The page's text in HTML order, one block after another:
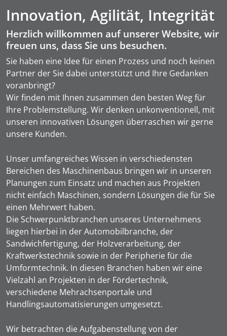
Innovation, Agilität, Integrität
Herzlich willkommen auf unserer Website, wir
freuen uns, dass Sie uns besuchen.
Sie haben eine Idee für einen Prozess und noch keinen
Partner der Sie dabei unterstützt und Ihre Gedanken
voranbringt?
Wir finden mit Ihnen zusammen den besten Weg für
Ihre Problemstellung. Wir denken unkonventionell, mit
unseren innovativen Lösungen überraschen wir gerne
unsere Kunden.
Unser umfangreiches Wissen in verschiedensten
Bereichen des Maschinenbaus bringen wir in unseren
Planungen zum Einsatz und machen aus Projekten
nicht einfach Maschinen, sondern Lösungen die für Sie
einen Mehrwert haben.
Die Schwerpunktbranchen unseres Unternehmens
liegen hierbei in der Automobilbranche, der
Sandwichfertigung, der Holzverarbeitung, der
Kraftwerkstechnik sowie in der Peripherie für die
Umformtechnik. In diesen Branchen haben wir eine
Vielzahl an Projekten in der Fördertechnik,
verschiedene Mehrachsenportale und
Handlingsautomatisierungen umgesetzt.
Wir betrachten die Aufgabenstellung von der